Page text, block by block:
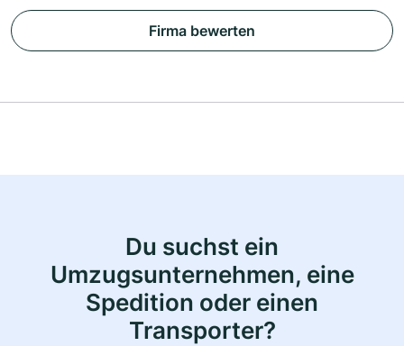
Firma bewerten
Du suchst ein
Umzugsunternehmen, eine
Spedition oder einen
Transporter?